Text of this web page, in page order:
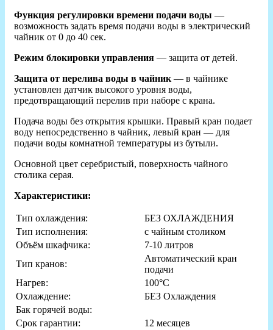
Функция регулировки времени подачи воды —
возможность задать время подачи воды в электрический
чайник от 0 до 40 сек.
Режим блокировки управления — защита от детей.
Защита от перелива воды в чайник — в чайнике
установлен датчик высокого уровня воды,
предотвращающий перелив при наборе с крана.
Подача воды без открытия крышки. Правый кран подает
воду непосредственно в чайник, левый кран — для
подачи воды комнатной температуры из бутыли.
Основной цвет серебристый, поверхность чайного
столика серая.
Характеристики:
Тип охлаждения:
БЕЗ ОХЛАЖДЕНИЯ
Тип исполнения:
с чайным столиком
Объём шкафчика:
7-10 литров
Тип кранов:
Автоматический кран
подачи
Нагрев:
100°С
Охлаждение:
БЕЗ Охлаждения
Бак горячей воды:
Срок гарантии:
12 месяцев